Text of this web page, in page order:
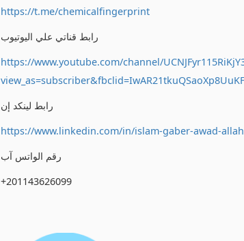
https://t.me/chemicalfingerprint
رابط قناتي علي اليوتيوب
https://www.youtube.com/channel/
رابط لينكد إن
https://www.linkedin.com/in/islam-gaber-awad-
رقم الواتس آب
+201143626099